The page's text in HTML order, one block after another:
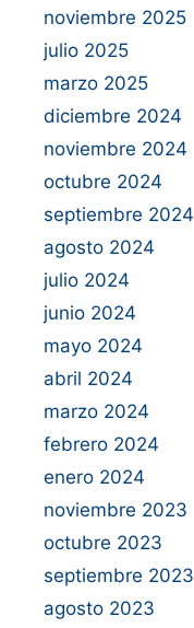
noviembre 2025
julio 2025
marzo 2025
diciembre 2024
noviembre 2024
octubre 2024
septiembre 2024
agosto 2024
julio 2024
junio 2024
mayo 2024
abril 2024
marzo 2024
febrero 2024
enero 2024
noviembre 2023
octubre 2023
septiembre 2023
agosto 2023